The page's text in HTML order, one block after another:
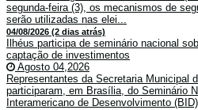
segunda-feira (3), os mecanismos de
serão utilizadas nas elei...
04/08/2026 (2 dias atrás)
Ilhéus participa de seminário nacional
captação de investimentos
Agosto 04,2026
Representantes da Secretaria Municipal
participaram, em Brasília, do Seminário
Interamericano de Desenvolvimento